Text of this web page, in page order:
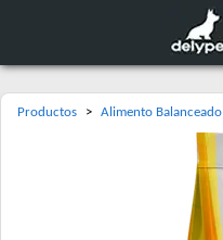
Productos > Alimento Balanceado